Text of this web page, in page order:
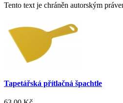
Tento text je chráněn autorským
Tapetářská přítlačná špachtle